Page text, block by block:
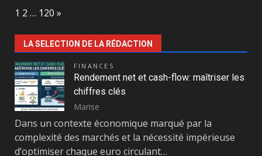
Page:
1 2 … 120 Next
»
LA SELECTION DE LA RÉDACTION
FINANCES
Rendement net et cash-flow: maîtriser les
chiffres clés
Marise
Dans un contexte économique marqué par la
complexité des marchés et la nécessité impérieuse
d’optimiser chaque euro circulant…